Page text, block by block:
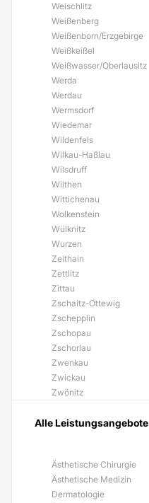
Weischlitz
Weißenberg
Weißenborn/Erzgebirge
Weißkeißel
Weißwasser/Oberlausitz
Werda
Werdau
Wermsdorf
Wiedemar
Wildenfels
Wilkau-Haßlau
Wilsdruff
Wilthen
Wittichenau
Wolkenstein
Wülknitz
Wurzen
Zeithain
Zettlitz
Zittau
Zschaitz-Ottewig
Zschepplin
Zschopau
Zschorlau
Zwenkau
Zwickau
Zwönitz
Alle Leistungsangebote
Ästhetische Chirurgie
Ästhetische Medizin
Dermatologie